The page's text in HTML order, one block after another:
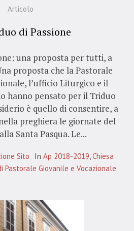
Articolo
di Passione
una proposta per tutti, a
proposta che la Pastorale
l’ufficio Liturgico e il
hanno pensato per il Triduo
è quello di consentire, a
preghiera le giornate del
Santa Pasqua. Le...
Sito In Ap 2018-2019,Chiesa
Pastorale Giovanile e Vocazionale